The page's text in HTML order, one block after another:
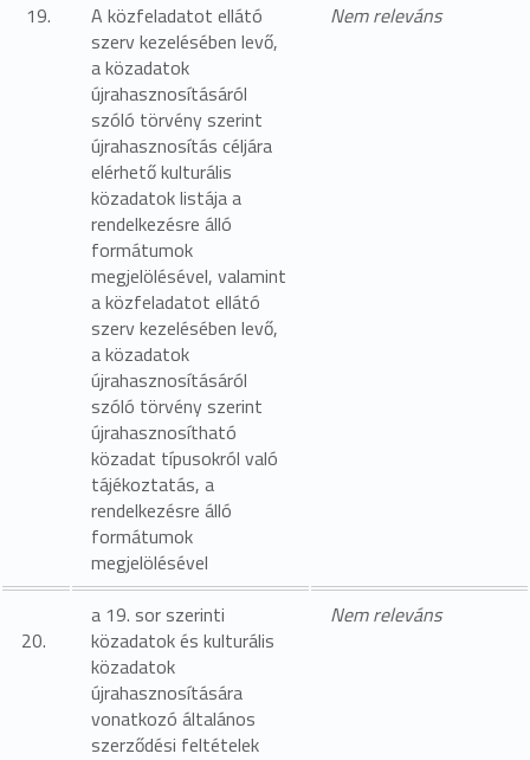
19.
A közfeladatot ellátó
szerv kezelésében levő,
a közadatok
újrahasznosításáról
szóló törvény szerint
újrahasznosítás céljára
elérhető kulturális
közadatok listája a
rendelkezésre álló
formátumok
megjelölésével, valamint
a közfeladatot ellátó
szerv kezelésében levő,
a közadatok
újrahasznosításáról
szóló törvény szerint
újrahasznosítható
közadat típusokról való
tájékoztatás, a
rendelkezésre álló
formátumok
megjelölésével
Nem releváns
20.
a 19. sor szerinti
közadatok és kulturális
közadatok
újrahasznosítására
vonatkozó általános
szerződési feltételek
Nem releváns